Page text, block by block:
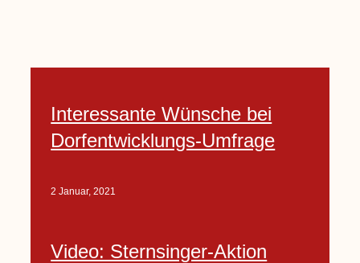
Interessante Wünsche bei
Dorfentwicklungs-Umfrage
2 Januar, 2021
Video: Sternsinger-Aktion